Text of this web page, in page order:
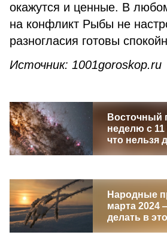
окажутся и ценные. В
на конфликт Рыбы не
разногласия готовы
Источник: 1001goroskop.ru
Восточный
неделю с 11
что нельзя
Народные
марта 2024
делать в